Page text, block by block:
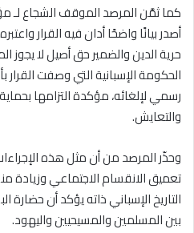
كما ثمَّن المرصد الموقف الشجاع لـ
أصدر بيانًا واضحًا أدان فيه القرار
حرية الدين والضمير حق أصيل لا
الحكومة الإسبانية التي وصفت
رسمي لإلغائه، مؤكدة التزامها
والتعايش.
وحذّر المرصد من أن مثل هذه
تعميق الانقسام الاجتماعي وزيادة
التاريخ الإسباني ذاته يؤكد أن حضارة
بين المسلمين والمسيحيين واليهود.